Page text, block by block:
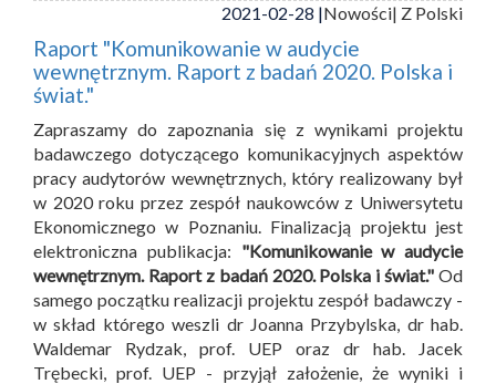
2021-02-28 |Nowości| Z Polski
Raport "Komunikowanie w audycie
wewnętrznym. Raport z badań 2020. Polska i
świat."
Zapraszamy do zapoznania się z wynikami projektu
badawczego dotyczącego komunikacyjnych aspektów
pracy audytorów wewnętrznych, który realizowany był
w 2020 roku przez zespół naukowców z Uniwersytetu
Ekonomicznego w Poznaniu. Finalizacją projektu jest
elektroniczna publikacja: "Komunikowanie w audycie
wewnętrznym. Raport z badań 2020. Polska i świat." Od
samego początku realizacji projektu zespół badawczy -
w skład którego weszli dr Joanna Przybylska, dr hab.
Waldemar Rydzak, prof. UEP oraz dr hab. Jacek
Trębecki, prof. UEP - przyjął założenie, że wyniki i